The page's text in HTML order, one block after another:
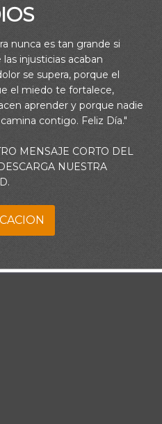
nunca es tan grande si
injusticias acaban
se supera, porque el
el miedo te fortalece,
aprender y porque nadie
contigo. Feliz Día."
MENSAJE CORTO DEL
NUESTRA